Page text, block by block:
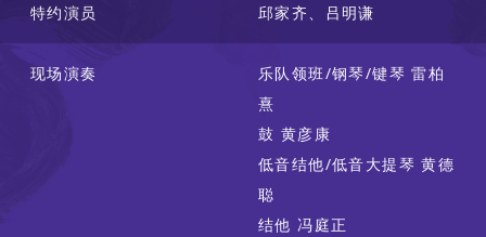
特约演员 邱家齐、吕明谦
现场演奏
乐队领班/钢琴/键琴 雷柏
熹
鼓 黄彦康
低音结他/低音大提琴 黄德
聪
结他 冯庭正